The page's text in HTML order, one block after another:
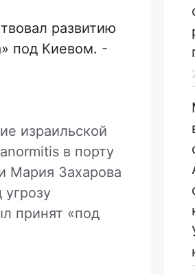
развитию
под Киевом. -
израильской
в порту
Мария Захарова
угрозу
принят «под